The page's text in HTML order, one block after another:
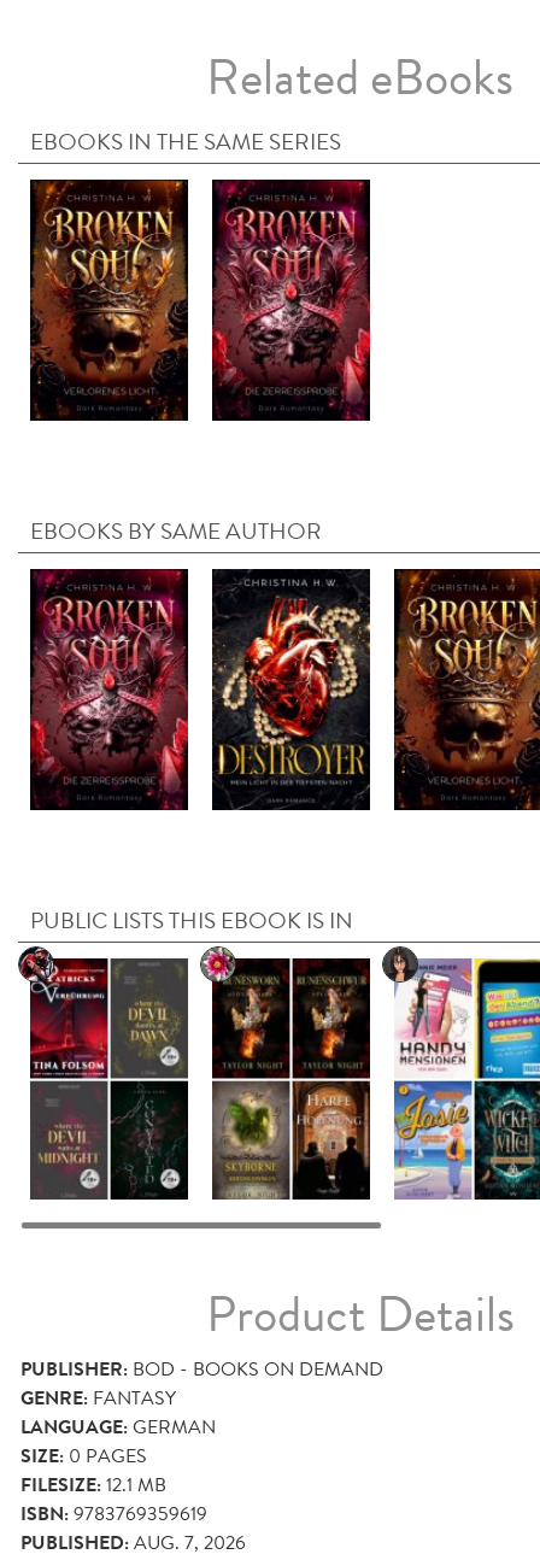
Related eBooks
EBOOKS IN THE SAME SERIES
EBOOKS BY SAME AUTHOR
PUBLIC LISTS THIS EBOOK IS IN
Product Details
PUBLISHER: BOD - BOOKS ON DEMAND
GENRE: FANTASY
LANGUAGE:GERMAN
SIZE: 0 PAGES
FILESIZE:12.1 MB
ISBN:9783769359619
PUBLISHED:AUG. 7, 2026